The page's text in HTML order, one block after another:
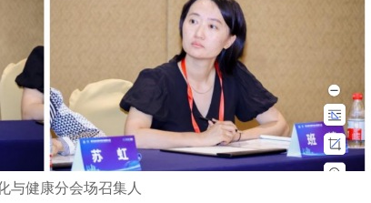
与健康分会场召集人